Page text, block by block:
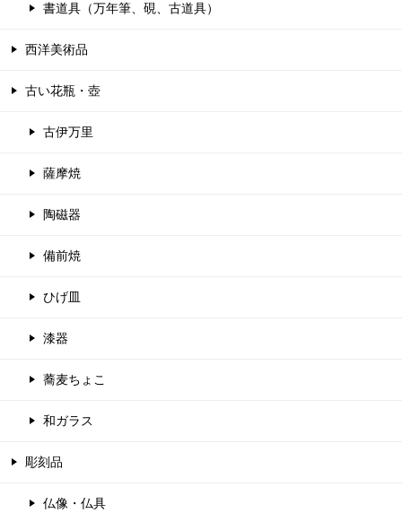
書道具（万年筆、硯、古道具）
西洋美術品
古い花瓶・壺
古伊万里
薩摩焼
陶磁器
備前焼
ひげ皿
漆器
蕎麦ちょこ
和ガラス
彫刻品
仏像・仏具